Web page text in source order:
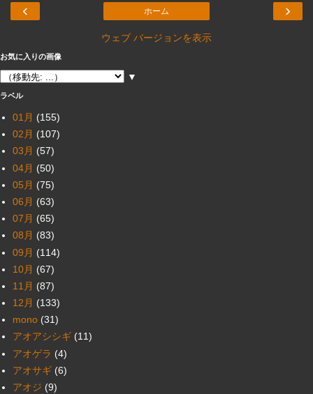
‹ ›
ホーム
ウェブ バージョンを表示
お気に入りの画像
▼
ラベル
01月 (155)
02月 (107)
03月 (57)
04月 (50)
05月 (75)
06月 (63)
07月 (65)
08月 (83)
09月 (114)
10月 (67)
11月 (87)
12月 (133)
mono (31)
アオアシシギ (11)
アオゲラ (4)
アオサギ (6)
アオジ (9)